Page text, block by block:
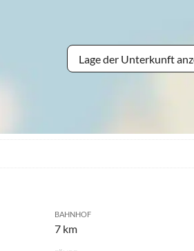
Lage der Unterkunft
BAHNHOF
7 km